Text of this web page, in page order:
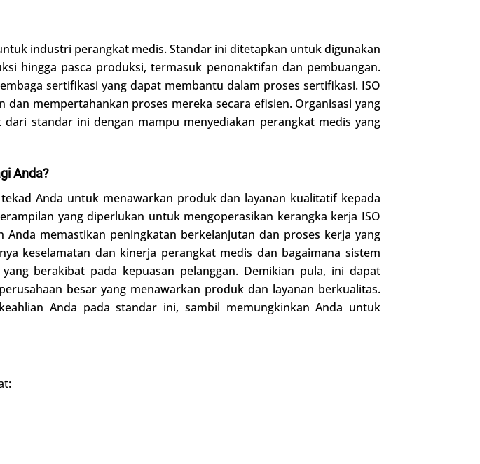
industri perangkat medis. Standar ini ditetapkan untuk digunakan
hingga pasca produksi, termasuk penonaktifan dan pembuangan.
sertifikasi yang dapat membantu dalam proses sertifikasi. ISO
mempertahankan proses mereka secara efisien. Organisasi yang
standar ini dengan mampu menyediakan perangkat medis yang
Anda?
Anda untuk menawarkan produk dan layanan kualitatif kepada
yang diperlukan untuk mengoperasikan kerangka kerja ISO
memastikan peningkatan berkelanjutan dan proses kerja yang
keselamatan dan kinerja perangkat medis dan bagaimana sistem
berakibat pada kepuasan pelanggan. Demikian pula, ini dapat
besar yang menawarkan produk dan layanan berkualitas.
Anda pada standar ini, sambil memungkinkan Anda untuk